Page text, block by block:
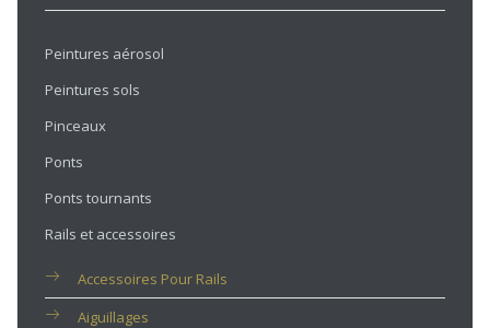
Peintures aérosol
Peintures sols
Pinceaux
Ponts
Ponts tournants
Rails et accessoires
Accessoires Pour Rails
Aiguillages